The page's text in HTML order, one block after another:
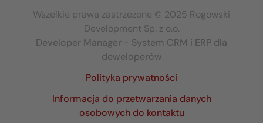
Wszelkie prawa zastrzeżone © 2025 Rogowski
Development Sp. z o.o.
Developer Manager - System CRM i ERP dla
deweloperów
Polityka prywatności
Informacja do przetwarzania danych
osobowych do kontaktu